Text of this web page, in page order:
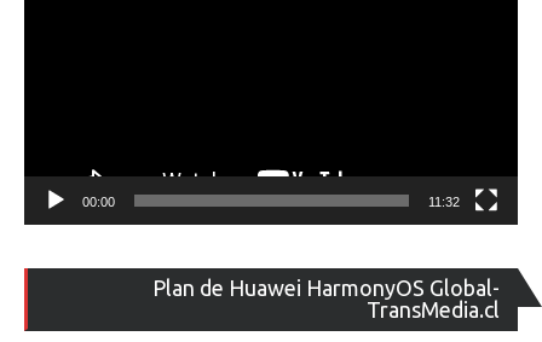
00:00 11:32
Plan de Huawei HarmonyOS Global-
TransMedia.cl
de